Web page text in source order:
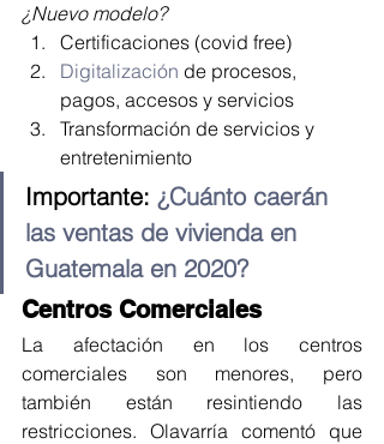
¿Nuevo modelo?
Certificaciones (covid free)
Digitalización de procesos,
pagos, accesos y servicios
Transformación de servicios y
entretenimiento
Importante: ¿Cuánto caerán
las ventas de vivienda en
Guatemala en 2020?
Centros Comerciales
La afectación en los centros
comerciales son menores, pero
también están resintiendo las
restricciones. Olavarría comentó que